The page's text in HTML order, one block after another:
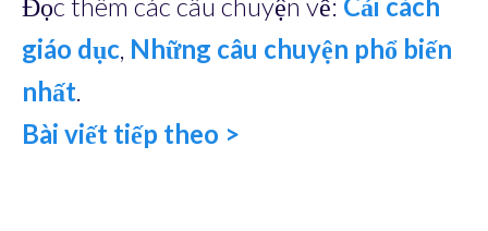
giáo dục, Những câu chuyện phổ biến
nhất.
Bài viết tiếp theo >